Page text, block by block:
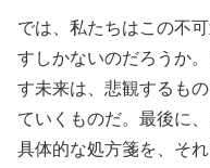
では、私たちはこの不
すしかないのだろうか
す未来は、悲観するも
ていくものだ。最後に
具体的な処方箋を、そ